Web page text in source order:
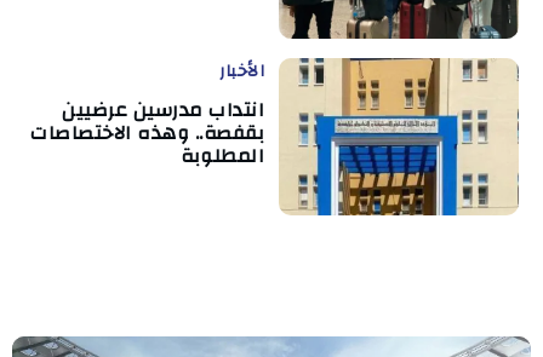
الأخبار
انتداب مدرسين عرضيين
بقفصة.. وهذه الاختصاصات
المطلوبة